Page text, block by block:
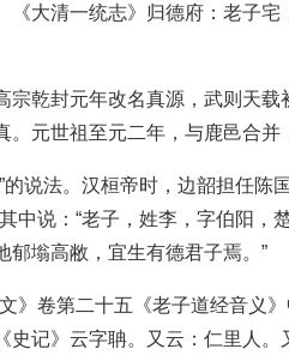
大清一统志》归德府：老子宅
乾封元年改名真源，武则天载
元世祖至元二年，与鹿邑合并
说法。汉桓帝时，边韶担任陈
说：“老子，姓李，字伯阳，
塕高敝，宜生有德君子焉。”
》卷第二十五《老子道经音义》
记》云字聃。又云：仁里人。